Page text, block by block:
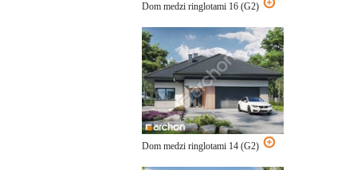
Dom medzi ringlotami 16 (G2)
Dom medzi ringlotami 14 (G2)